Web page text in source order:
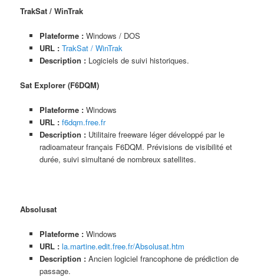
TrakSat / WinTrak
Plateforme : Windows / DOS
URL : TrakSat / WinTrak
Description : Logiciels de suivi historiques.
Sat Explorer (F6DQM)
Plateforme : Windows
URL : f6dqm.free.fr
Description : Utilitaire freeware léger développé par le
radioamateur français F6DQM. Prévisions de visibilité et
durée, suivi simultané de nombreux satellites.
Absolusat
Plateforme : Windows
URL : la.martine.edit.free.fr/Absolusat.htm
Description : Ancien logiciel francophone de prédiction de
passage.